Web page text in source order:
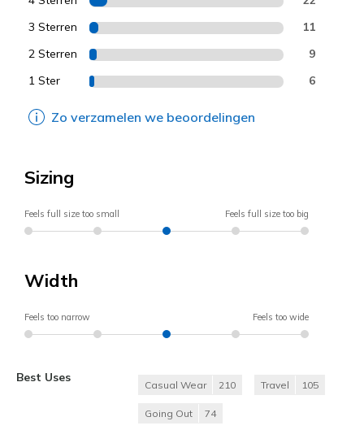
3 Sterren 11
2 Sterren 9
1 Ster 6
Zo verzamelen we beoordelingen
Sizing
Feels full size too small Feels full size too big
Width
Feels too narrow Feels too wide
Best Uses
Casual Wear 210 Travel 105
Going Out 74